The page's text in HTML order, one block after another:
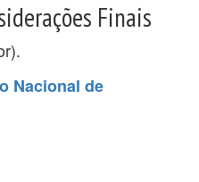
Finais
Nacional de